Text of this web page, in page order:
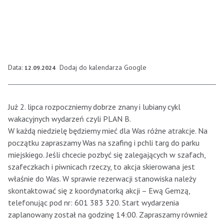
Data: 12.09.2024 Dodaj do kalendarza Google
Już 2. lipca rozpoczniemy dobrze znany i lubiany cykl
wakacyjnych wydarzeń czyli PLAN B.
W każdą niedzielę będziemy mieć dla Was różne atrakcje. Na
początku zapraszamy Was na szafing i pchli targ do parku
miejskiego. Jeśli chcecie pozbyć się zalegających w szafach,
szafeczkach i piwnicach rzeczy, to akcja skierowana jest
właśnie do Was. W sprawie rezerwacji stanowiska należy
skontaktować się z koordynatorką akcji – Ewą Gemzą,
telefonując pod nr: 601 383 320. Start wydarzenia
zaplanowany został na godzinę 14:00. Zapraszamy również